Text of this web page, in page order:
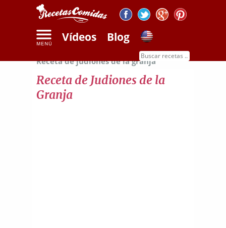
Vídeos Blog
Recetas de legumbres y cereales
Receta de judiones de la granja
Receta de Judiones de la
Granja